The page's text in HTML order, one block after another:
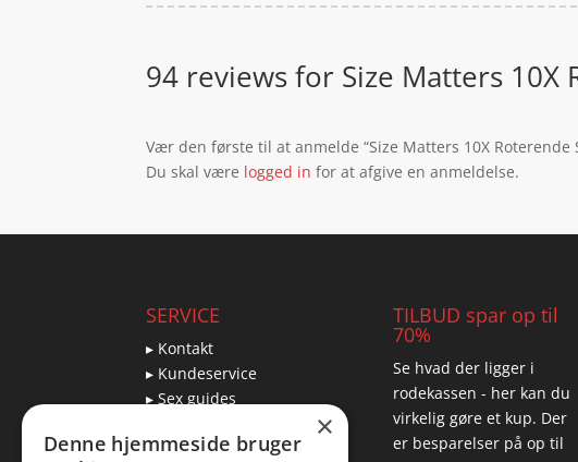
94 reviews for Size Matters 10X
Vær den første til at anmelde “Size Matters 10X Roterende
Du skal være logged in for at afgive en anmeldelse.
SERVICE
▸ Kontakt
▸ Kundeservice
▸ Sex guides
▸ Returnering
TILBUD spar op til
70%
Se hvad der ligger i
rodekassen - her kan du
virkelig gøre et kup. Der
er besparelser på op til
×
Denne hjemmeside bruger